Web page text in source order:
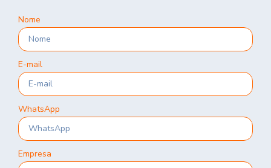
Nome
E-mail
WhatsApp
Empresa